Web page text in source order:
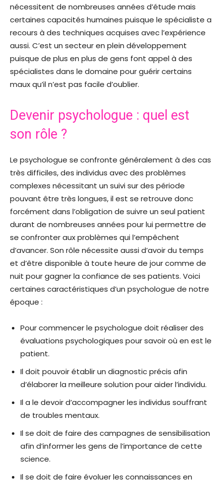
nécessitent de nombreuses années d’étude mais
certaines capacités humaines puisque le spécialiste a
recours à des techniques acquises avec l’expérience
aussi. C’est un secteur en plein développement
puisque de plus en plus de gens font appel à des
spécialistes dans le domaine pour guérir certains
maux qu’il n’est pas facile d’oublier.
Devenir psychologue : quel est
son rôle ?
Le psychologue se confronte généralement à des cas
très difficiles, des individus avec des problèmes
complexes nécessitant un suivi sur des période
pouvant être très longues, il est se retrouve donc
forcément dans l’obligation de suivre un seul patient
durant de nombreuses années pour lui permettre de
se confronter aux problèmes qui l’empêchent
d’avancer. Son rôle nécessite aussi d’avoir du temps
et d’être disponible à toute heure de jour comme de
nuit pour gagner la confiance de ses patients. Voici
certaines caractéristiques d’un psychologue de notre
époque :
Pour commencer le psychologue doit réaliser des
évaluations psychologiques pour savoir où en est le
patient.
Il doit pouvoir établir un diagnostic précis afin
d’élaborer la meilleure solution pour aider l’individu.
Il a le devoir d’accompagner les individus souffrant
de troubles mentaux.
Il se doit de faire des campagnes de sensibilisation
afin d’informer les gens de l’importance de cette
science.
Il se doit de faire évoluer les connaissances en